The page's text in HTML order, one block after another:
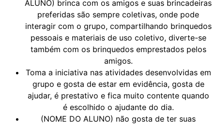
ALUNO) brinca com os amigos e suas brincadeiras
preferidas são sempre coletivas, onde pode
interagir com o grupo, compartilhando brinquedos
pessoais e materiais de uso coletivo, diverte-se
também com os brinquedos emprestados pelos
amigos.
Toma a iniciativa nas atividades desenvolvidas em
grupo e gosta de estar em evidência, gosta de
ajudar, é prestativo e fica muito contente quando
é escolhido o ajudante do dia.
(NOME DO ALUNO) não gosta de ter suas